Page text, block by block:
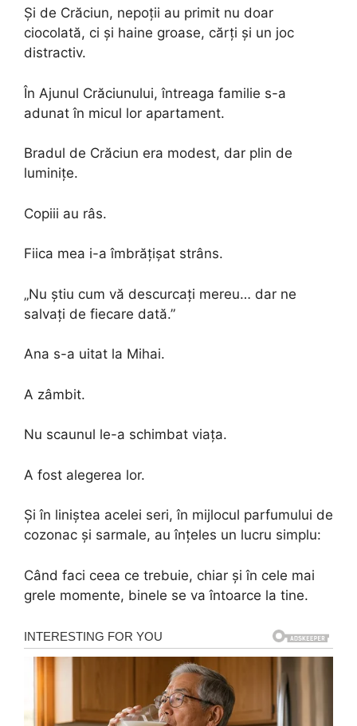
Și de Crăciun, nepoții au primit nu doar
ciocolată, ci și haine groase, cărți și un joc
distractiv.
În Ajunul Crăciunului, întreaga familie s-a
adunat în micul lor apartament.
Bradul de Crăciun era modest, dar plin de
luminițe.
Copiii au râs.
Fiica mea i-a îmbrățișat strâns.
„Nu știu cum vă descurcați mereu… dar ne
salvați de fiecare dată.”
Ana s-a uitat la Mihai.
A zâmbit.
Nu scaunul le-a schimbat viața.
A fost alegerea lor.
Și în liniștea acelei seri, în mijlocul parfumului de
cozonac și sarmale, au înțeles un lucru simplu:
Când faci ceea ce trebuie, chiar și în cele mai
grele momente, binele se va întoarce la tine.